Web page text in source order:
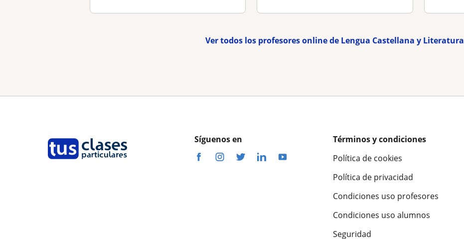
Ver todos los profesores online de Lengua Castellana y Literatura
Síguenos en
Términos y condiciones
Política de cookies
Política de privacidad
Condiciones uso profesores
Condiciones uso alumnos
Seguridad